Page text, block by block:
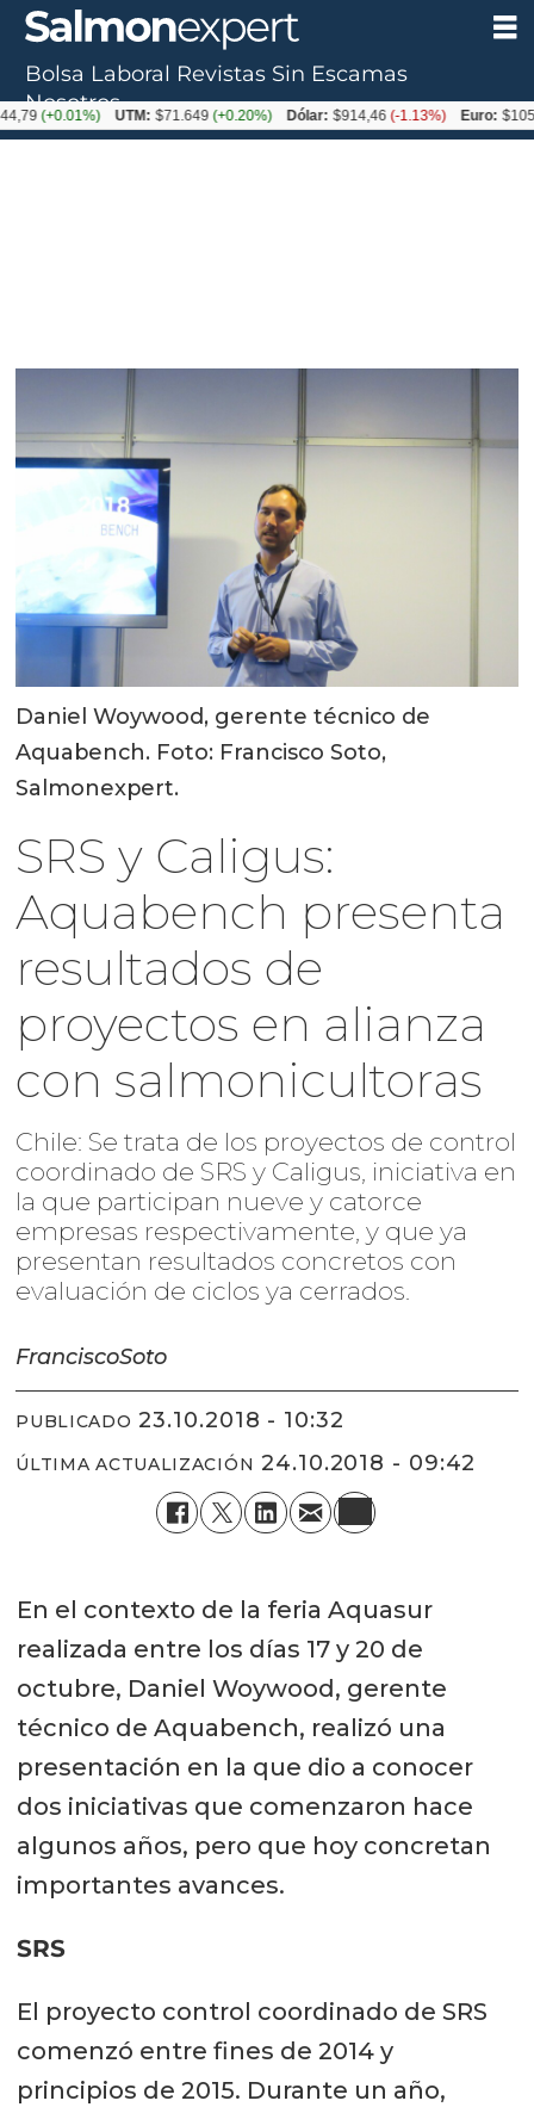
Daniel Woywood, gerente técnico de
Aquabench. Foto: Francisco Soto,
Salmonexpert.
SRS y Caligus:
Aquabench presenta
resultados de
proyectos en alianza
con salmonicultoras
Chile: Se trata de los proyectos de control
coordinado de SRS y Caligus, iniciativa en
la que participan nueve y catorce
empresas respectivamente, y que ya
presentan resultados concretos con
evaluación de ciclos ya cerrados.
FranciscoSoto
PUBLICADO 23.10.2018 - 10:32
ÚLTIMA ACTUALIZACIÓN 24.10.2018 - 09:42
En el contexto de la feria Aquasur
realizada entre los días 17 y 20 de
octubre, Daniel Woywood, gerente
técnico de Aquabench, realizó una
presentación en la que dio a conocer
dos iniciativas que comenzaron hace
algunos años, pero que hoy concretan
importantes avances.
SRS
El proyecto control coordinado de SRS
comenzó entre fines de 2014 y
principios de 2015. Durante un año,
Bolsa Laboral Revistas Sin Escamas
Nosotros
UTM: $71.649(+0.20%) Dólar: $914,46(-1.13%) Euro: $1054,01(-